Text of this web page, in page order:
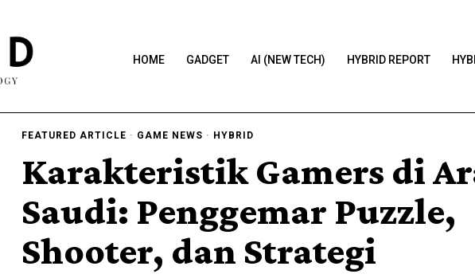
HOME GADGET AI (NEW TECH) HYBRID REPORT
FEATURED ARTICLE · GAME NEWS · HYBRID
Karakteristik Gamers di
Saudi: Penggemar Puzzle,
Shooter, dan Strategi